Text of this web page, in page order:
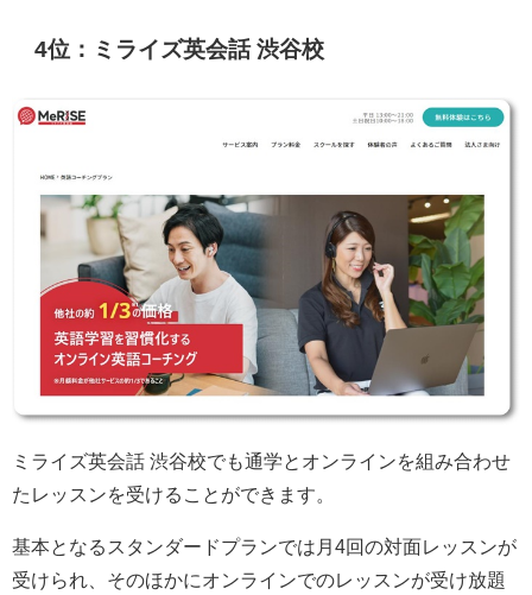
4位：ミライズ英会話 渋谷校
ミライズ英会話 渋谷校でも通学とオンラインを組み合わせ
たレッスンを受けることができます。
基本となるスタンダードプランでは月4回の対面レッスンが
受けられ、そのほかにオンラインでのレッスンが受け放題